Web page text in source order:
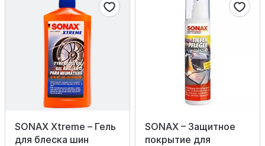
SONAX Xtreme – Гель
для блеска шин
SONAX – Защитное
покрытие для